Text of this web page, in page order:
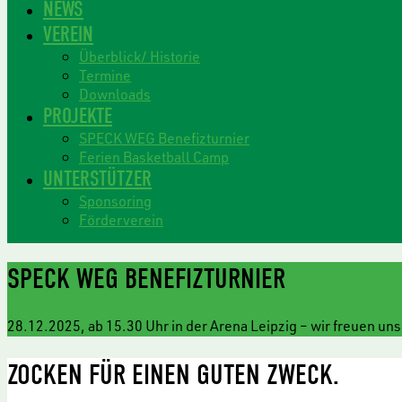
NEWS
VEREIN
Überblick/ Historie
Termine
Downloads
PROJEKTE
SPECK WEG Benefizturnier
Ferien Basketball Camp
UNTERSTÜTZER
Sponsoring
Förderverein
SPECK WEG BENEFIZTURNIER
28.12.2025, ab 15.30 Uhr in der Arena Leipzig – wir freuen
ZOCKEN FÜR EINEN GUTEN ZWECK.